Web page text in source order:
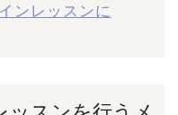
ンレッスンに